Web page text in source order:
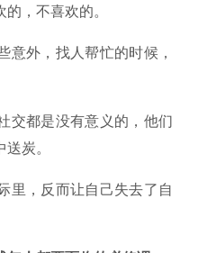
，不喜欢的。
意外，找人帮忙的时候，
交都是没有意义的，他们
炭。
里，反而让自己失去了自